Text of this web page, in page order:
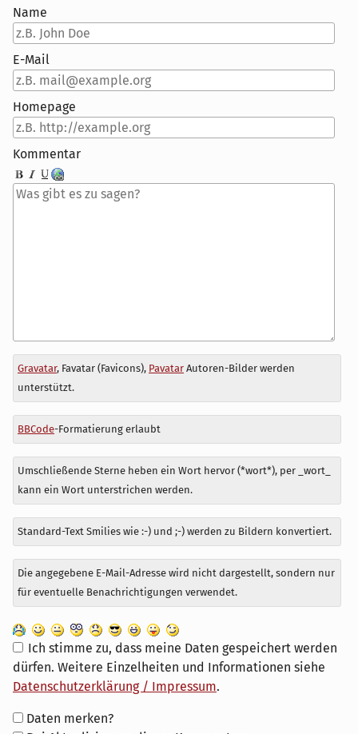
Name
E-Mail
Homepage
Kommentar
Antwort
zu
Gravatar, Favatar (Favicons), PavatarAutoren-Bilder werden
unterstützt.
BBCode-Formatierung erlaubt
Umschließende Sterne heben ein Wort hervor (*wort*), per _wort_
kann ein Wort unterstrichen werden.
Standard-Text Smilies wie :-) und ;-) werden zu Bildern konvertiert.
Die angegebene E-Mail-Adresse wird nicht dargestellt, sondern nur
für eventuelle Benachrichtigungen verwendet.
Ich stimme zu, dass meine Daten gespeichert werden
dürfen. Weitere Einzelheiten und Informationen siehe
Datenschutzerklärung / Impressum.
Formular-
Daten merken?